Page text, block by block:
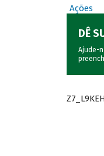
Ações
DÊ
Ajude-